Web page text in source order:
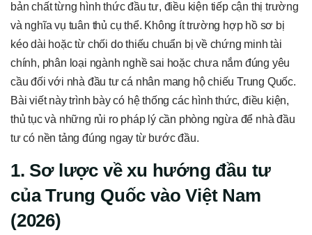
bản chất từng hình thức đầu tư, điều kiện tiếp cận thị trường
và nghĩa vụ tuân thủ cụ thể. Không ít trường hợp hồ sơ bị
kéo dài hoặc từ chối do thiếu chuẩn bị về chứng minh tài
chính, phân loại ngành nghề sai hoặc chưa nắm đúng yêu
cầu đối với nhà đầu tư cá nhân mang hộ chiếu Trung Quốc.
Bài viết này trình bày có hệ thống các hình thức, điều kiện,
thủ tục và những rủi ro pháp lý cần phòng ngừa để nhà đầu
tư có nền tảng đúng ngay từ bước đầu.
1. Sơ lược về xu hướng đầu tư
của Trung Quốc vào Việt Nam
(2026)